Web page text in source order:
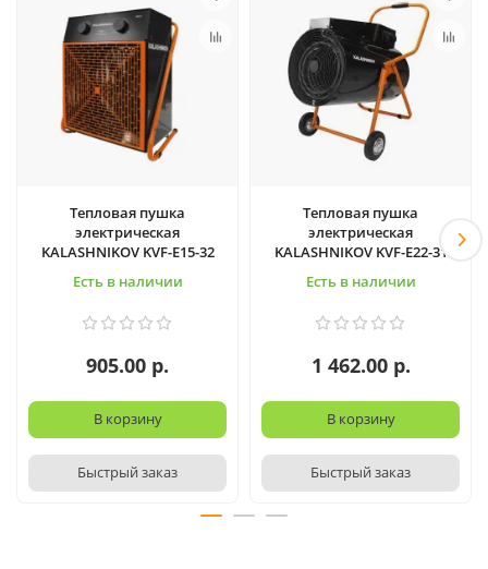
Тепловая пушка
электрическая
KALASHNIKOV KVF-E15-32
Есть в наличии
905.00 р.
В корзину
Быстрый заказ
Тепловая пушка
электрическая
KALASHNIKOV KVF-E22-31
Есть в наличии
1 462.00 р.
В корзину
Быстрый заказ